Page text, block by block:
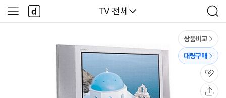
다나와
TV 전체
검
색
사
이
다
나
와
상품비교
대량구매
관
심